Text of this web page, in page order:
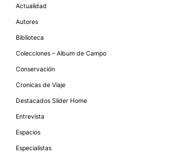
Actualidad
Autores
Biblioteca
Colecciones – Album de Campo
Conservación
Cronicas de Viaje
Destacados Slider Home
Entrevista
Espacios
Especialistas